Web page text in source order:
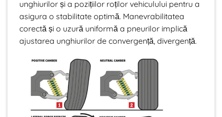
unghiurilor și a pozițiilor roților vehiculului pentru a
asigura o stabilitate optimă. Manevrabilitatea
corectă și o uzură uniformă a pneurilor implică
ajustarea unghiurilor de convergență, divergență.